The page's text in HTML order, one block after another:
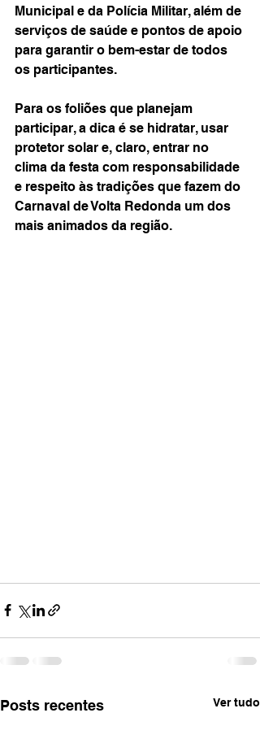
Municipal e da Polícia Militar, além de
serviços de saúde e pontos de apoio
para garantir o bem-estar de todos
os participantes.
Para os foliões que planejam
participar, a dica é se hidratar, usar
protetor solar e, claro, entrar no
clima da festa com responsabilidade
e respeito às tradições que fazem do
Carnaval de Volta Redonda um dos
mais animados da região.
Posts recentes Ver tudo